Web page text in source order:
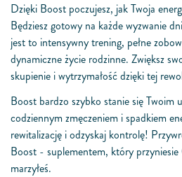
Dzięki Boost poczujesz, jak Twoja
Będziesz gotowy na każde wyzwanie
jest to intensywny trening, pełne
dynamiczne życie rodzinne. Zwiększ
skupienie i wytrzymałość dzięki tej
Boost bardzo szybko stanie się Twoim
codziennym zmęczeniem i spadkiem
rewitalizację i odzyskaj kontrolę!
Boost - suplementem, który przyniesie
marzyłeś.